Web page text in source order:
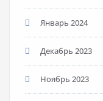
Январь 2024
Декабрь 2023
Ноябрь 2023